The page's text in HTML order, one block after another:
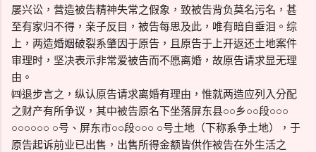
屡兴讼，营造被告精神失常之假象，致被告背负莫名污名，甚
至有家归不得，亲子反目，被告每思及此，唯有暗自垂泪。综
上，两造婚姻破裂系肇因于原告，且原告于上开返还土地案件
审理时，坚决表示非常爱被告而不愿离婚，故原告请求显无理
由。
㈣退步言之，纵认原告请求离婚有理由，惟就两造应列入分配
之财产有所争议，其中被告原名下坐落屏东县○○乡○○段○○○
○○○○○○ ○号、屏东市○○段○○○ ○号土地（下称系争土地），于
原告起诉前业已出售，出售所得金额皆供作被告在外生活之